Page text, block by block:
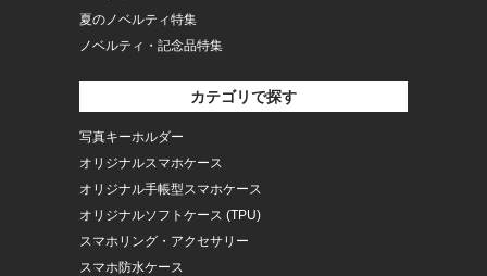
夏のノベルティ特集
ノベルティ・記念品特集
カテゴリで探す
写真キーホルダー
オリジナルスマホケース
オリジナル手帳型スマホケース
オリジナルソフトケース (TPU)
スマホリング・アクセサリー
スマホ防水ケース